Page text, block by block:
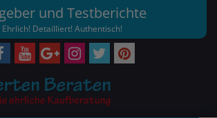
und Testberichte
Ehrlich! Detailliert! Authentisch!